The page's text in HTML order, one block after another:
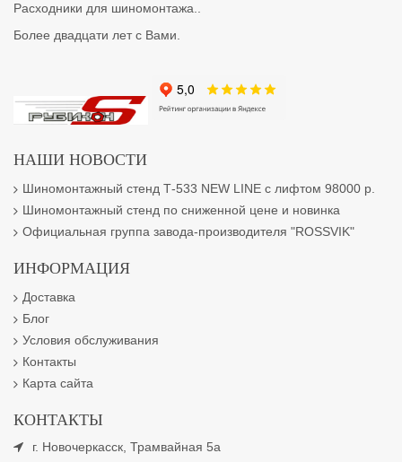
Расходники для шиномонтажа..
Более двадцати лет с Вами.
НАШИ НОВОСТИ
Шиномонтажный стенд Т-533 NEW LINE с лифтом 98000 р.
Шиномонтажный стенд по сниженной цене и новинка
Официальная группа завода-производителя "ROSSVIK"
ИНФОРМАЦИЯ
Доставка
Блог
Условия обслуживания
Контакты
Карта сайта
КОНТАКТЫ
г. Новочеркасск, Трамвайная 5а